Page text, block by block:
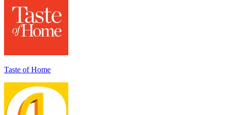
Taste of Home